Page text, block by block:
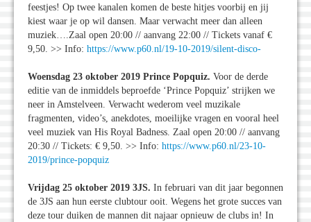
feestjes! Op twee kanalen komen de beste hitjes voorbij en jij
kiest waar je op wil dansen. Maar verwacht meer dan alleen
muziek….Zaal open 20:00 // aanvang 22:00 // Tickets vanaf €
9,50. >> Info: https://www.p60.nl/19-10-2019/silent-disco-
Woensdag 23 oktober 2019 Prince Popquiz. Voor de derde
editie van de inmiddels beproefde ‘Prince Popquiz’ strijken we
neer in Amstelveen. Verwacht wederom veel muzikale
fragmenten, video’s, anekdotes, moeilijke vragen en vooral heel
veel muziek van His Royal Badness. Zaal open 20:00 // aanvang
20:30 // Tickets: € 9,50. >> Info: https://www.p60.nl/23-10-
2019/prince-popquiz
Vrijdag 25 oktober 2019 3JS. In februari van dit jaar begonnen
de 3JS aan hun eerste clubtour ooit. Wegens het grote succes van
deze tour duiken de mannen dit najaar opnieuw de clubs in! In